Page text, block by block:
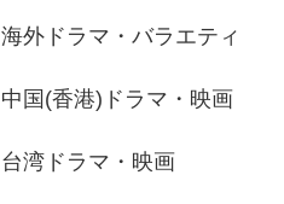
海外ドラマ・バラエティ
中国(香港)ドラマ・映画
台湾ドラマ・映画